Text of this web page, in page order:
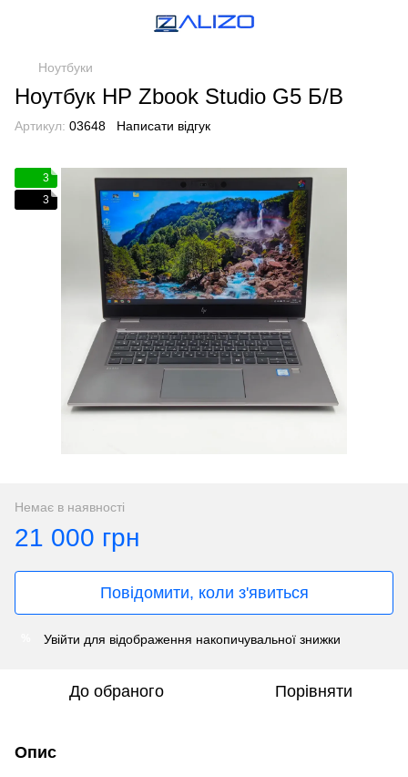
Ноутбуки
Ноутбук HP Zbook Studio G5 Б/В
Артикул: 03648 Написати відгук
3
3
Немає в наявності
21 000 грн
Повідомити, коли з'явиться
Увійти для відображення накопичувальної знижки
До обраного Порівняти
Опис